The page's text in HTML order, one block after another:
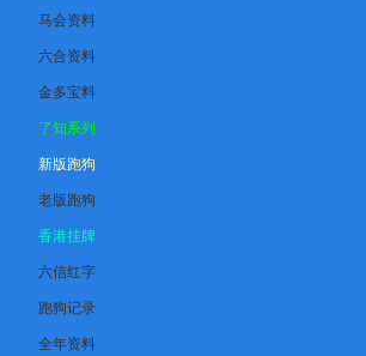
马会资料
六合资料
金多宝料
了知系列
新版跑狗
老版跑狗
香港挂牌
六信红字
跑狗记录
全年资料